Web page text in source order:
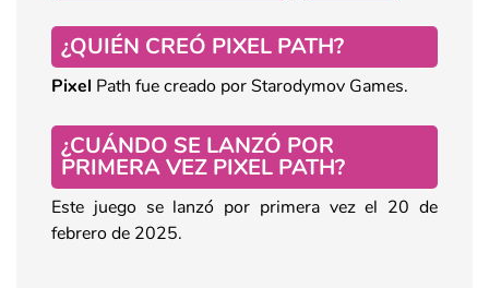
¿QUIÉN CREÓ PIXEL PATH?
Pixel Path fue creado por Starodymov Games.
¿CUÁNDO SE LANZÓ POR
PRIMERA VEZ PIXEL PATH?
Este juego se lanzó por primera vez el 20 de
febrero de 2025.